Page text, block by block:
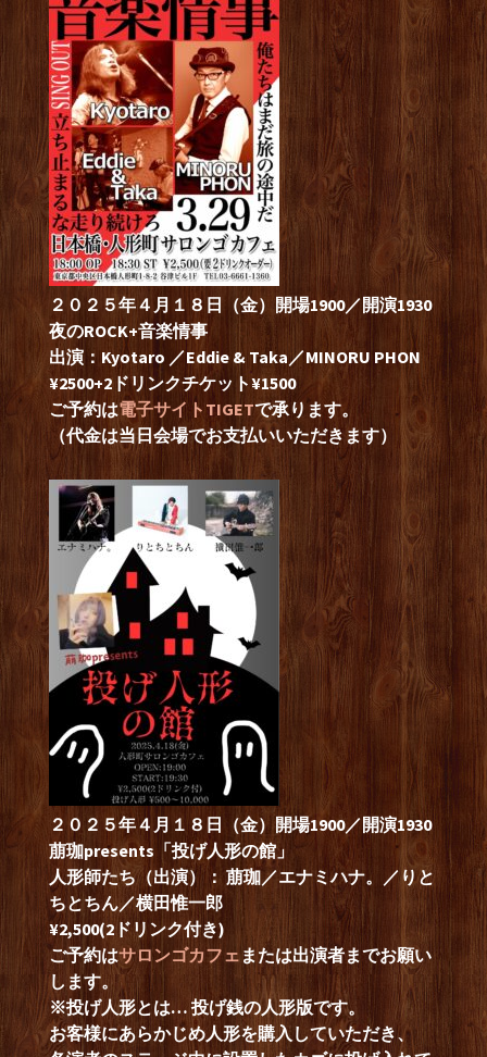
２０２５年４月１８日（金）開場1900／開演1930
夜のROCK+音楽情事
出演：Kyotaro ／Eddie & Taka／MINORU PHON
¥2500+2ドリンクチケット¥1500
ご予約は電子サイトTIGETで承ります。
（代金は当日会場でお支払いいただきます）
２０２５年４月１８日（金）開場1900／開演1930
萠珈presents「投げ人形の館」
人形師たち（出演）： 萠珈／エナミハナ。／りと
ちとちん／横田惟一郎
¥2,500(2ドリンク付き)
ご予約はサロンゴカフェ または出演者までお願い
します。
※投げ人形とは… 投げ銭の人形版です。
お客様にあらかじめ人形を購入していただき、